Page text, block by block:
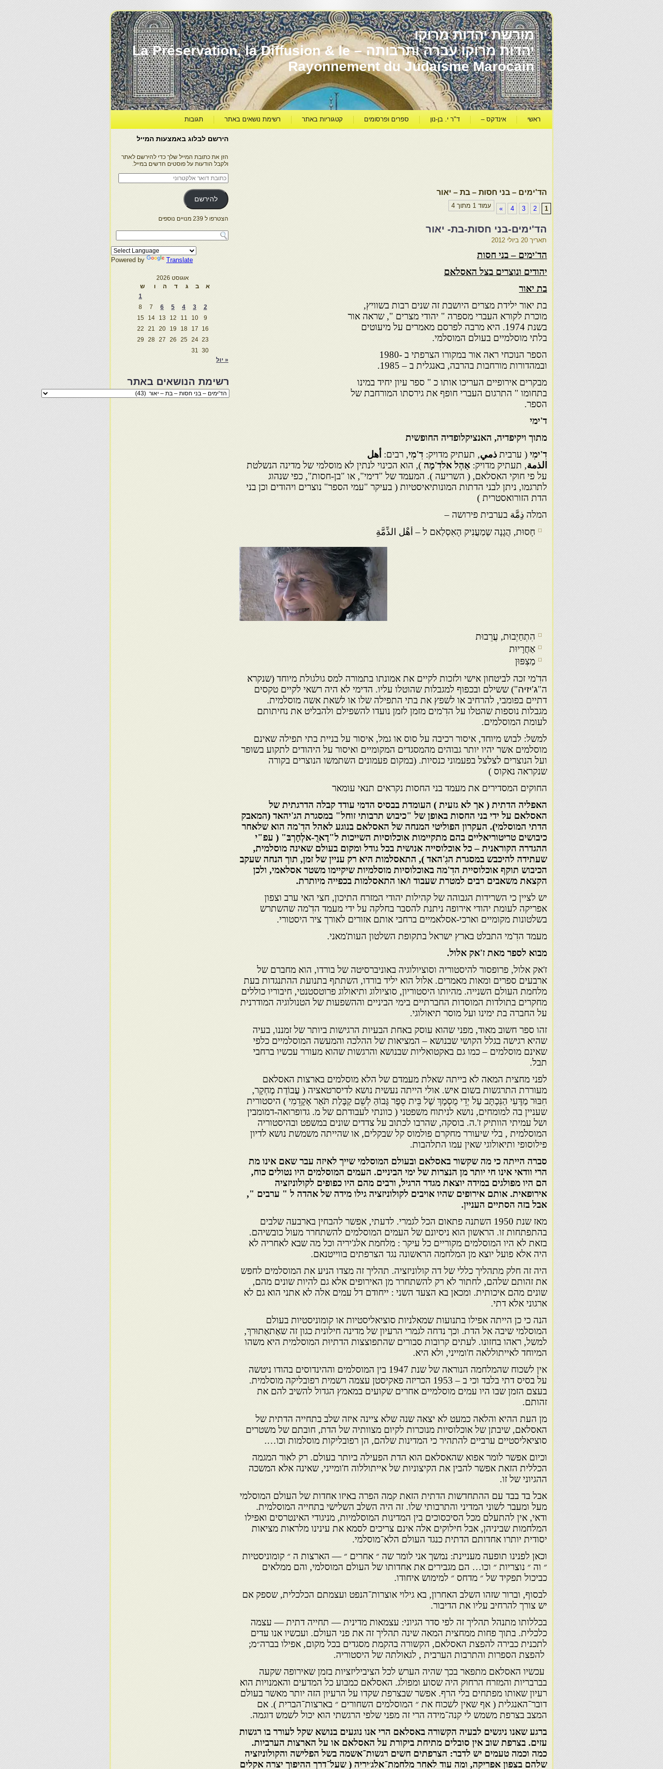
מורשת יהדות מרוקו
יהדות מרוקו עברה ותרבותה – La Préservation, la Diffusion & le
Rayonnement du Judaïsme Marocain
ראשי אינדקס – ד"ר י. בן-נון ספרים ופרסומים קטגוריות באתר רשימת נושאים באתר תגובות
הד'ימים – בני חסות – בת – יאור
עמוד 1 מתוך 4 1
2
3
4
»
הד'ימים-בני חסות-בת- יאור
תאריך 20 ביולי 2012
הד'ימים – בני חסות
יהודים ונוצרים בצל האסלאם
בת יאור
בת יאור ילידת מצרים היושבת זה שנים רבות בשוויץ,
מוכרת לקורא העברי מספרה " יהודי מצרים ", שראה אור
בשנת 1974. היא מרבה לפרסם מאמרים על מיעוטים
בלתי מוסלמיים בעולם המוסלמי.
הספר הנוכחי ראה אור במקורו הצרפתי ב -1980
ובמהדורות מורחבות בהרבה, באנגלית ב – 1985.
מבקרים אירופיים העריכו אותו כ " ספר עיון יחיד במינו
בתחומו " התרגום העברי חופף את גירסתו המורחבת של
הספר.
ד'ימי
מתוך ויקיפדיה, האנציקלופדיה החופשית
דִ'ימִי ( ערביתذمي, תעתיק מדויק: דִ'מִ‏‏י, רבים: أهل
الذمة, תעתיק מדויק: אַ‏הְל אלדִ'מָ‏‏ה ), הוא הכינוי לנתין לא מוסלמי של מדינה הנשלטת
על פי חוקי האסלאם, ( השריעה ). המעמד של "דימי", או "בן-חסות", כפי שנהוג
לתרגמו, ניתן לבני הדתות המונותיאיסטיות ( בעיקר "עמי הספר" נוצרים ויהודים וכן בני
הדת הזורואסטרית )
המלה ذِمَّة בערבית פירושה –
חָסוּת, הֲגָנָה שֶמַעֲנִיק הָאִסְלַאם ל – أَهْل الذِّمَّةِ
הִתְחַיְבוּת, עֲרֵבוּת
אַחֲרָיוּת
מַצְפּוּן
הדִ'מי זכה לביטחון אישי ולזכות לקיים את אמונתו בתמורה למס גולגולת מיוחד (שנקרא
ה"ג'יזיה") ששילם ובכפוף למגבלות שהוטלו עליו. הדימי לא היה רשאי לקיים טקסים
דתיים בפומבי, להרחיב או לשפץ את בתי התפילה שלו או לשאת אשה מוסלמית.
מגבלות נוספות שהטלו על הדִ'מים מזמן לזמן נועדו להשפילם ולהבליט את נחיתותם
לעומת המוסלמים.
למשל: לבוש מיוחד, איסור רכיבה על סוס או גמל, איסור על בניית בתי תפילה שאינם
מוסלמים אשר יהיו יותר גבוהים מהמסגדים המקומיים ואיסור על היהודים לתקוע בשופר
ועל הנוצרים לצלצל בפעמוני כנסיות. (במקום פעמונים השתמשו הנוצרים בקורה
שנקראה נאקוס )
החוקים המסדירים את מעמד בני החסות נקראים תנאי עומאר
האפליה הדתית ( אך לא גזעית ) העומדת בבסיס הדמי עודד קבלה הדרגתית של
האסלאם על ידי בני החסות באופן של "כיבוש תרבותי זוחל" במסגרת הג'יהאד (המאבק
הדתי המוסלמי). העקרון הפוליטי המנחה של האסלאם בנוגע לאהל הדִ'מה הוא שלאחר
כיבושים טריטוריאליים בהם מתקיימות אוכלוסיות השייכות ל"דָ‏ארֻ-אלְחָ‏רְבּ‏" ( עפ"י
ההגדרה הקוראנית – כל אוכלוסייה אנושית בכל גודל ומקום בעולם שאינה מוסלמית,
שעתידה להיכבש במסגרת הגִ'האד ), התאסלמות היא רק עניין של זמן, תוך הנחה שעקב
הכיבוש תוקף אוכלוסיית הדִ'מה באוכלוסיות מוסלמיות שיקיימו משטר אסלאמי, ולכן
הקצאת משאבים רבים למטרת שעבוד ו/או התאסלמות בכפייה מיותרת.
יש לציין כי השרידות הגבוהה של קהילות יהודי המזרח התיכון, חצי האי ערב וצפון
אפריקה לעומת יהודי אירופה ניתנת להסבר בחלקה על ידי מעמד הדִ'מה שהשתרש
בשלטונות מקומיים וארכי-אסלאמיים ברחבי אותם אזורים לאורך ציר היסטורי.
מעמד הדִ'מי התבלט בארץ ישראל בתקופת השלטון העות'מאני.
מבוא לספר מאת ז'אק אלול.
ז'אק אלול, פרופסור להיסטוריה וסוציולוגיה באוניברסיטה של בורדו, הוא מחברם של
ארבעים ספרים ומאות מאמרים. אלול הוא יליד בורדו, השתתף בתנועת ההתנגדות בעת
מלחמת העולם השנייה. מהיותו היסטוריון, סוציולוג ותיאולוג פרוטסטנטי, חיבוריו כוללים
מחקרים בתולדות המוסדות החברתיים בימי הביניים וההשפעות של הטנולוגיה המודרנית
על החברה בת ימינו ועל מוסר תיאולוגי.
זהו ספר חשוב מאוד, מפני שהוא עוסק באחת הבעיות הרגישות ביותר של זמננו, בעיה
שהיא רגישה בגלל הקושי שבנושא – המציאות של ההלכה והמעשה המוסלמיים כלפי
שאינם מוסלמים – כמו גם באקטואליות שבנושא והרגשות שהוא מעורר עכשיו ברחבי
תבל.
לפני מחצית המאה לא בייתה שאלת מעמדם של הלא מוסלמים בארצות האסלאם
מעוררת התרגשות בשום איש. אולי הייתה נעשית נושא לדיסרטאציה ( עֲבוֹדַת מֶחְקָר,
חִבּוּר מַדָּעִי הַנִּכְתָּב עַל יְדֵי מֻסְמָךְ שֶׁל בֵּית סֵפֶר גָּבוֹהַּ לְשֵׁם קַבָּלַת תֹּאַר אָקָדֵמִי ) היסטורית
שעניין בה למומחים, נושא לניתוח משפטני ( כוונתי לעבודתם של מ. גדופרואה-דמומבין
ושל עמיתי הוותיק ז'.ה. בוסקה, שהרבו לכתוב על צדדים שונים במשפט ובהיסטוריה
המוסלמית , בלי שיעורר מחקרם פולמוס קל שבקלים, או שהייתה משמשת נושא לדיון
פילוסופי ותיאולוגי שאין עמו התלהבות.
סברה הייתה כי מה שקשור באסלאם ובעולם המוסלמי שייך לאיזה עבר שאם אינו מת
הרי וודאי אינו חי יותר מן הנצרות של ימי הביניים. העמים המוסלמים היו נטולים כוח,
הם היו מפולגים במידה יוצאת מגדר הרגיל, ורבים מהם היו כפופים לקולוניזציה
אירופאית. אותם אירופים שהיו אויבים לקולוניזציה גילו מידה של אהדה ל " ערבים ",
אבל בזה הסתיים העניין.
מאז שנת 1950 השתנה פתאום הכל לגמרי. לדעתי, אפשר להבחין בארבעה שלבים
בהתפתחות זו. הראשון הוא ניסיונם של העמים המוסלמים להשתחרר מעול כובשיהם.
בזאת לא היו המוסלמים מקוריים כל עיקר : מלחמת אלג'יריה וכל מה שבא לאחריה לא
היה אלא פועל יוצא מן המלחמה הראשונה נגד הצרפתים בווייטנאם.
היה זה חלק מתהליך כללי של דה קולוניזציה. תהליך זה מצדו הניע את המוסלמים לחפש
את זהותם שלהם, לחתור לא רק להשתחרר מן האירופים אלא גם להיות שונים מהם,
שונים מהם איכותית. ומכאן בא הצעד השני : ייחודם דל עמים אלה לא אתני הוא גם לא
ארגוני אלא דתי.
הנה כי כן הייתה אפילו בתנועות שמאלניות סוציאליסטיות או קומוניסטיות בעולם
המוסלמי שיבה אל הדת. וכך נדחה לגמרי הרעיון של מדינה חילונית כגון זה שאַתאַתוּרךּ,
למשל, ראהו בחזונו. לעתים קרובות סבורים שהתפוצצות הדתיוּת המוסלמית היא משהו
המיוחד לאייתוללאה ח'ומייני, ולא היא.
אין לשכוח שהמלחמה הנוראה של שנת 1947 בין המוסלמים וההינדוסים בהודו ניטשה
על בסיס דתי בלבד וכי ב – 1953 הכריזה פאקיסטן עצמה רשמית רפובליקה מוסלמית.
בעצם הזמן שבו היו עמים מוסלמיים אחרים שקועים במאמץ הגדול להשיב להם את
זהותם.
מן העת ההיא והלאה כמעט לא יצאה שנה שלא ציינה איזה שלב בתחייה הדתית של
האסלאם, שיבתן של אוכלוסיות מנוכרות לקיום מצוותיה של הדת, חובתם של משטרים
סוציאליסטיים ערביים להתהיר כי המדינות שלהם, הן רפובליקות מוסלמות וכו….
וכיום אפשר לומר אפוא שהאסלאם הוא הדת הפעילה ביותר בעולם. רק לאור המגמה
הכללית הזאת אפשר להבין את הקיצוניות של אייתוללוה ח'ומייני, שאינה אלא המשכה
ההגיוני של זו.
אבל בד בבד עם ההתחדשות הדתית הזאת קמה הפרה באיזו אחדות של העולם המוסלמי
מעל ומעבר לשוני המדיני והתרבותי שלו. זה היה השלב השלישי בתחייה המוסלמית.
ודאי, אין להתעלם מכל הסיכסוכים בין המדינות המוסלמיות, מניגודי האינטרסים ואפילו
המלחמות שביניהן, אבל חילוקים אלה אינם צריכים לסמא את עינינו מלראות מציאות
יסודית יותרו אחדותם הדתית כנגד העולם הלא־מוסלמי.
וכאן לפנינו תופעה מעניינת: נמשך אני לומר שה ״ אחרים ״ — הארצות ה ״ קומוניסטיות
״ וה ״ נוצריות ״ וכו… הם מגבירים את אחדותו של העולם המוסלמי, והם ממלאים
כביכול תפקיד של ״ מדחס ״ למימוש איחודו.
לבסוף, וברור שזהו השלב האחרון, בא גילוי אוצרות־הנפט ועצמתם הכלכלית, שספק אם
יש צורך להרחיב עליו את הדיבור.
בכללותו מתנהל תהליך זה לפי סדר הגיוני: עצמאות מדינית — תחייה דתית — עצמה
כלכלית. בתוך פחות ממחצית המאה שינה תהליך זה את פני העולם. ועכשיו אנו עדים
לתכנית כבירה להפצת האסלאם, הקשורה בהקמת מסגדים בכל מקום, אפילו בברה״מ;
להפצת הספרות והתרבות הערבית , לגאולתה של היסטוריה.
עכשיו האסלאם מתפאר בכך שהיה הערש לכל הציביליזציות בזמן שאירופה שקעה
בברבריות והמזרח הרחוק היה שסוע ומפולג. האסלאם כמבוע כל המדעים והאמנויות הוא
רעיון שאותו מפתחים בלי הרף. אפשר שבצרפת שקדו על הרעיון הזה יותר מאשר בעולם
דובר־האנגלית ( אף שאין לשכוח את ״ המוסלמים השחורים ״ בארצות־הברית ). אם
המצב בצרפת משמש לי קנה־מידה הרי זה מפני שלפי הרגשתי הוא יכול לשמש דוגמה.
ברגע שאנו ניגשים לבעיה הקשורה באסלאם הרי אנו נוגעים בנושא שקל לעורר בו רגשות
עזים. בצרפת שוב אין סובלים מתיחת ביקורת על האסלאם או על הארצות הערביות.
כמה וכמה טעמים יש לדבר: הצרפתים חשים רגשות־אשמה בשל הפלישה והקולוניזציה
שלהם בצפון אפריקה, ומה עוד לאחר מלחמת־אלג׳יריה ( שעל־דרך ההיפוך יצרה אקלים
הירשם לבלוג באמצעות המייל
הזן את כתובת המייל שלך כדי להירשם לאתר
ולקבל הודעות על פוסטים חדשים במייל.
כתובת
דואר
אלקטרוני
להירשם
הצטרפו ל 239 מנויים נוספים
Powered by Translate
אוגוסט 2026
א
ב ג ד ה ו
ש
1
2
3
4
5
6
7
8
9
10
11
12
13
14
15
16
17
18
19
20
21
22
23
24
25
26
27
28
29
30
31
« יול
רשימת הנושאים באתר
רשימת
הנושאים